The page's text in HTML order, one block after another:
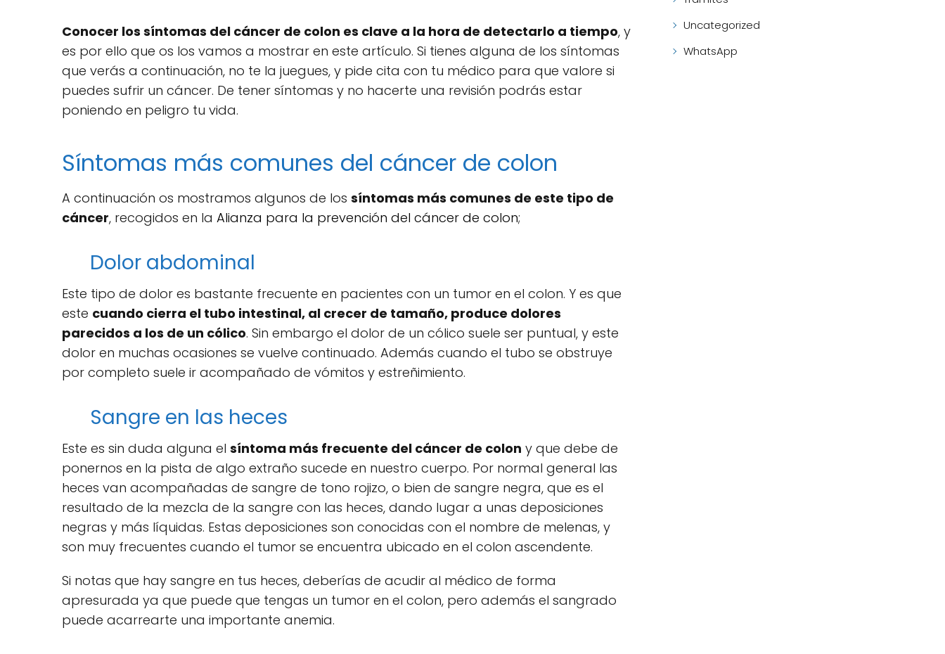
Conocer los síntomas del cáncer de colon es clave a la hora de detectarlo a tiempo, y
es por ello que os los vamos a mostrar en este artículo. Si tienes alguna de los síntomas
que verás a continuación, no te la juegues, y pide cita con tu médico para que valore si
puedes sufrir un cáncer. De tener síntomas y no hacerte una revisión podrás estar
poniendo en peligro tu vida.
Síntomas más comunes del cáncer de colon
A continuación os mostramos algunos de los síntomas más comunes de este tipo de
cáncer, recogidos en la Alianza para la prevención del cáncer de colon;
Dolor abdominal
Este tipo de dolor es bastante frecuente en pacientes con un tumor en el colon. Y es que
este cuando cierra el tubo intestinal, al crecer de tamaño, produce dolores
parecidos a los de un cólico. Sin embargo el dolor de un cólico suele ser puntual, y este
dolor en muchas ocasiones se vuelve continuado. Además cuando el tubo se obstruye
por completo suele ir acompañado de vómitos y estreñimiento.
Sangre en las heces
Este es sin duda alguna el síntoma más frecuente del cáncer de colon y que debe de
ponernos en la pista de algo extraño sucede en nuestro cuerpo. Por normal general las
heces van acompañadas de sangre de tono rojizo, o bien de sangre negra, que es el
resultado de la mezcla de la sangre con las heces, dando lugar a unas deposiciones
negras y más líquidas. Estas deposiciones son conocidas con el nombre de melenas, y
son muy frecuentes cuando el tumor se encuentra ubicado en el colon ascendente.
Si notas que hay sangre en tus heces, deberías de acudir al médico de forma
apresurada ya que puede que tengas un tumor en el colon, pero además el sangrado
puede acarrearte una importante anemia.
Uncategorized
WhatsApp